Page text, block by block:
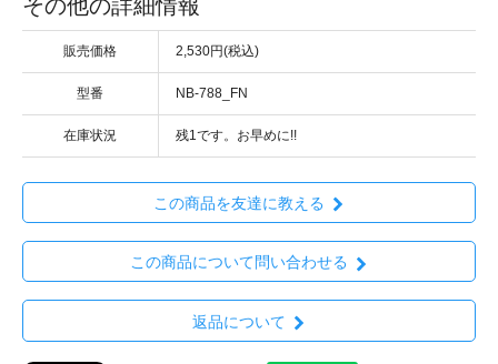
その他の詳細情報
販売価格 2,530円(税込)
型番 NB-788_FN
在庫状況 残1です。お早めに!!
この商品を友達に教える
この商品について問い合わせる
返品について